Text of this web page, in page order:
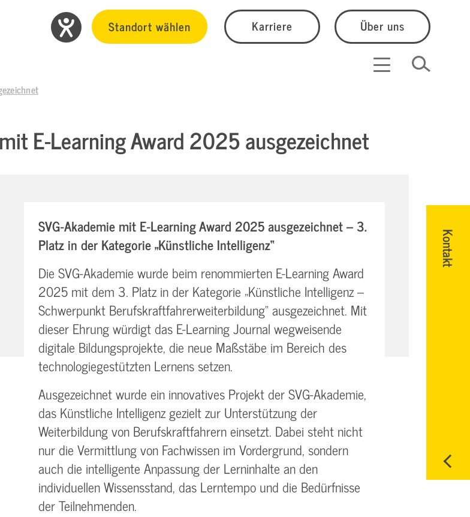
Standort wählen Karriere Über uns
Kontakt
E-Learning Award 2025 ausgezeichnet
SVG-Akademie mit E-Learning Award 2025 ausgezeichnet – 3.
Platz in der Kategorie „Künstliche Intelligenz“
Die SVG-Akademie wurde beim renommierten E-Learning Award
2025 mit dem 3. Platz in der Kategorie „Künstliche Intelligenz –
Schwerpunkt Berufskraftfahrerweiterbildung“ ausgezeichnet. Mit
dieser Ehrung würdigt das E-Learning Journal wegweisende
digitale Bildungsprojekte, die neue Maßstäbe im Bereich des
technologiegestützten Lernens setzen.
Ausgezeichnet wurde ein innovatives Projekt der SVG-Akademie,
das Künstliche Intelligenz gezielt zur Unterstützung der
Weiterbildung von Berufskraftfahrern einsetzt. Dabei steht nicht
nur die Vermittlung von Fachwissen im Vordergrund, sondern
auch die intelligente Anpassung der Lerninhalte an den
individuellen Wissensstand, das Lerntempo und die Bedürfnisse
der Teilnehmenden.